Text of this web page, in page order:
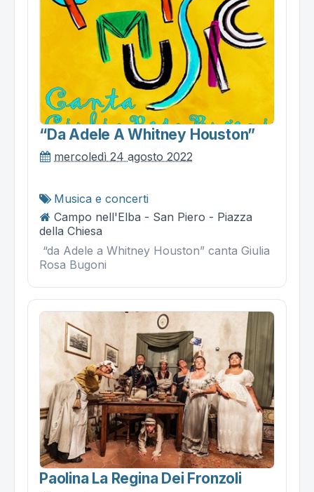
“da Adele A Whitney Houston”
mercoledì 24 agosto 2022
Musica e concerti
Campo nell'Elba - San Piero - Piazza
della Chiesa
“da Adele a Whitney Houston” canta Giulia
Rosa Bugoni
Paolina La Regina Dei Fronzoli